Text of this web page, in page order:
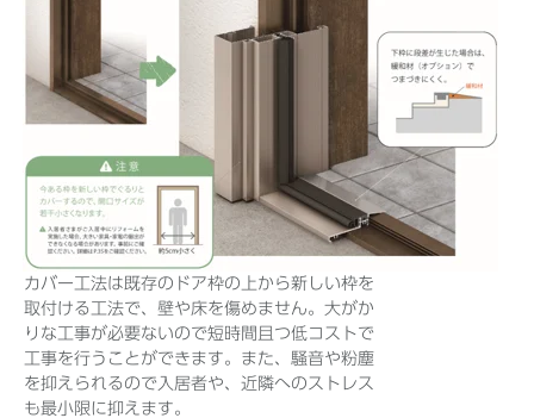
カバー工法は既存のドア枠の上から新しい枠を
取付ける工法で、壁や床を傷めません。大がか
りな工事が必要ないので短時間且つ低コストで
工事を行うことができます。また、騒音や粉塵
を抑えられるので入居者や、近隣へのストレス
も最小限に抑えます。